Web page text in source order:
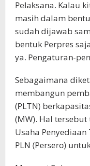
Pelaksana. Kalau
masih dalam
sudah dijawab
bentuk Perpres
ya. Pengaturan-
Sebagaimana
membangun
(PLTN)
(MW). Hal
Usaha Penyediaan
PLN (Persero)